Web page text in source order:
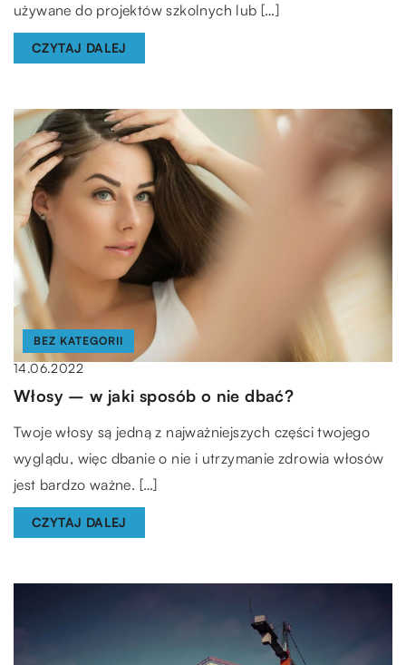
używane do projektów szkolnych lub […]
CZYTAJ DALEJ
BEZ KATEGORII
14.06.2022
Włosy – w jaki sposób o nie dbać?
Twoje włosy są jedną z najważniejszych części twojego
wyglądu, więc dbanie o nie i utrzymanie zdrowia włosów
jest bardzo ważne. […]
CZYTAJ DALEJ